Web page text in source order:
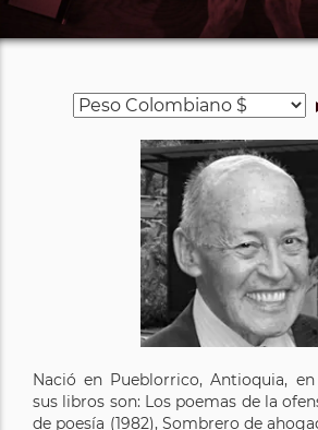
Nació en Pueblorrico, Antioquia,
sus libros son: Los poemas de la
de poesía (1982), Sombrero de